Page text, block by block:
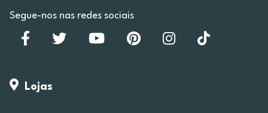
Segue-nos nas redes sociais
Lojas